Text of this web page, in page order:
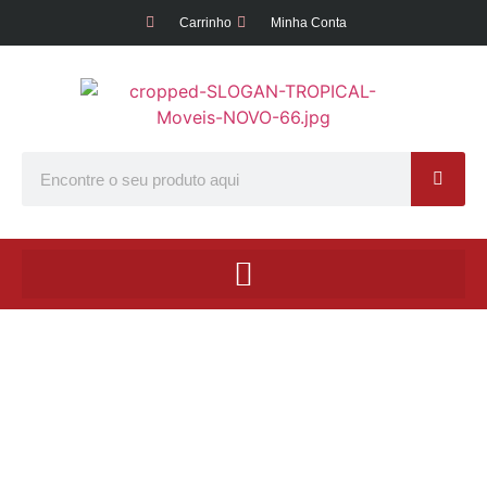
Carrinho Minha Conta